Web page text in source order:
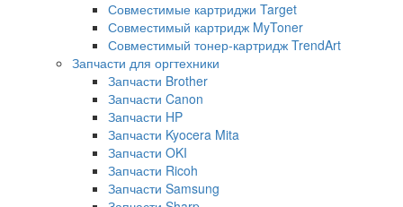
Совместимые картриджи Target
Совместимый картридж MyToner
Совместимый тонер-картридж TrendArt
Запчасти для оргтехники
Запчасти Brother
Запчасти Canon
Запчасти HP
Запчасти Kyocera Mita
Запчасти OKI
Запчасти Ricoh
Запчасти Samsung